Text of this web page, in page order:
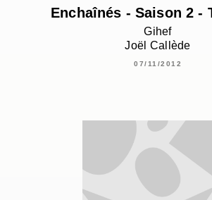
Enchaînés - Saison 2 -
Gihef
Joël Callède
07/11/2012